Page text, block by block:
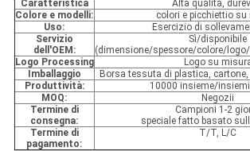
Caratteristica
Alta qualità,
Colore e modelli:
colori e picchiettio su
Uso:
Esercizio di
Servizio
dell'OEM:
Sì/disponibile
(dimensione/spessore/colore/
Logo Processing
Logo su
Imballaggio
Borsa tessuta di plastica,
Produttività:
10000 insieme/
MOQ:
Negozii
Termine di
consegna:
Campioni 1-2
speciale fatto basato
Termine di
pagamento:
T/T, L/C